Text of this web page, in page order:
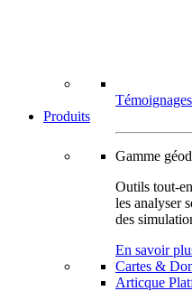
Produits
Gamme
Outils tout-
les analyser
des
En savoir
Cartes &
Articque